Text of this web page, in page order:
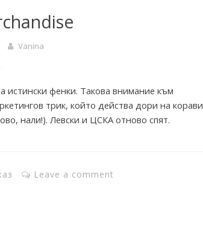
Vanina
истински фенки. Такова внимание към
трик, който действа дори на корави
нали!). Левски и ЦСКА отново спят.
Leave a comment